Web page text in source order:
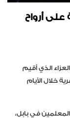
أرواح
الذي أقيم
خلال الأيام
في بابل،